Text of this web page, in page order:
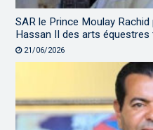
SAR le Prince Moulay
Hassan II des arts équestres
21/06/2026